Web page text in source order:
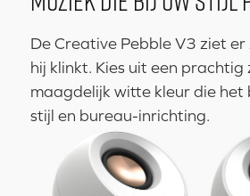
De Creative Pebble V3 ziet er
hij klinkt. Kies uit een
maagdelijk witte kleur die het
stijl en bureau-inrichting.